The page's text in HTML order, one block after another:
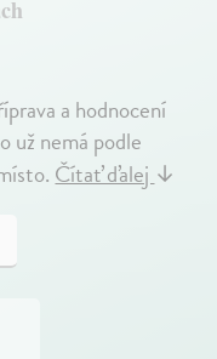
a hodnocení
už nemá podle
Čítať ďalej ↓